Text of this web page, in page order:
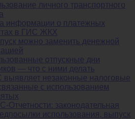
личного транспортного
информации о платежных
в ГИС ЖКХ
можно заменить денежной
отпускные дни
— что с ними делать
выявляет незаконные налоговые
с использованием
Отчетности: законодательная
использования, выпуск